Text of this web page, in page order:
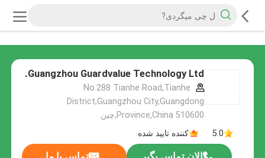
Guangzhou Guardvalue Technology Ltd.
No.288 Tianhe Road,Tianhe
District,Guangzhou City,Guangdong
Province,China 510600,چین
5.0
کننده تایید شده